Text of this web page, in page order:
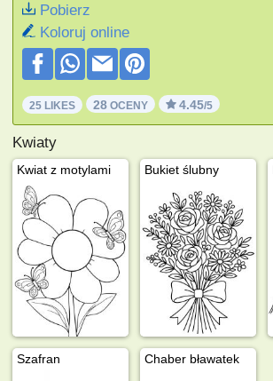
Pobierz
Koloruj online
25 LIKES 28 OCENY 4.45/5
Kwiaty
Kwiat z motylami Bukiet ślubny
Szafran Chaber bławatek